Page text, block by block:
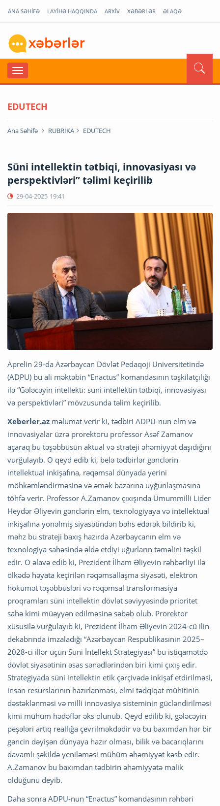
ANA SƏHİFƏ LAYİHƏ HAQQINDA ARXİV XƏBƏRLƏR ƏLAQƏ
EDUTECH
Ana Səhifə RUBRİKA EDUTECH
Süni intellektin tətbiqi, innovasiyası və
perspektivləri” təlimi keçirilib
29-04-2025 19:41
Aprelin 29-da Azərbaycan Dövlət Pedaqoji Universitetində
(ADPU) bu ali məktəbin “Enactus” komandasının təşkilatçılığı
ilə “Gələcəyin intellekti: süni intellektin tətbiqi, innovasiyası
və perspektivləri” mövzusunda təlim keçirilib.
Xeberler.az məlumat verir ki, tədbiri ADPU-nun elm və
innovasiyalar üzrə prorektoru professor Asəf Zamanov
açaraq bu təşəbbüsün aktual və strateji əhəmiyyət daşıdığını
vurğulayıb. O qeyd edib ki, belə tədbirlər gənclərin
intellektual inkişafına, rəqəmsal dünyada yerini
möhkəmləndirməsinə və əmək bazarına uyğunlaşmasına
töhfə verir. Professor A.Zamanov çıxışında Ümummilli Lider
Heydər Əliyevin gənclərin elm, texnologiyaya və intellektual
inkişafına yönəlmiş siyasətindən bəhs edərək bildirib ki,
məhz bu strateji baxış hazırda Azərbaycanın elm və
texnologiya sahəsində əldə etdiyi uğurların təməlini təşkil
edir. O əlavə edib ki, Prezident İlham Əliyevin rəhbərliyi ilə
ölkədə həyata keçirilən rəqəmsallaşma siyasəti, elektron
hökumət təşəbbüsləri və rəqəmsal transformasiya
proqramları süni intellektin dövlət səviyyəsində prioritet
sahə kimi müəyyən edilməsinə səbəb olub. Prorektor
xüsusilə vurğulayıb ki, Prezident İlham Əliyevin 2024-cü ilin
dekabrında imzaladığı “Azərbaycan Respublikasının 2025–
2028-ci illər üçün Süni İntellekt Strategiyası” bu istiqamətdə
dövlət siyasətinin əsas sənədlərindən biri kimi çıxış edir.
Strategiyada süni intellektin etik çərçivədə inkişaf etdirilməsi,
insan resurslarının hazırlanması, elmi tədqiqat mühitinin
dəstəklənməsi və milli innovasiya sisteminin gücləndirilməsi
kimi mühüm hədəflər əks olunub. Qeyd edilib ki, gələcəyin
peşələri artıq reallığa çevrilməkdədir və bu baxımdan hər bir
gəncin dəyişən dünyaya hazır olması, bilik və bacarıqlarını
davamlı şəkildə yeniləməsi mühüm əhəmiyyət kəsb edir.
A.Zamanov bu baxımdan tədbirin əhəmiyyətə malik
olduğunu deyib.
Daha sonra ADPU-nun “Enactus” komandasının rəhbəri